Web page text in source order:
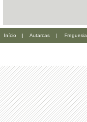
Início | Autarcas | Freguesia